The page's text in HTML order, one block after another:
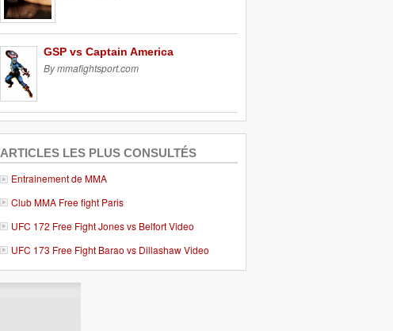
GSP vs Captain America
By mmafightsport.com
ARTICLES LES PLUS CONSULTÉS
Entrainement de MMA
Club MMA Free fight Paris
UFC 172 Free Fight Jones vs Belfort Video
UFC 173 Free Fight Barao vs Dillashaw Video